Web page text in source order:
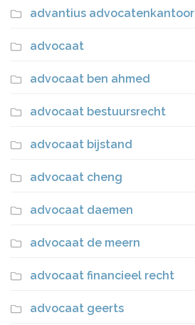
advantius advocatenkantoor
advocaat
advocaat ben ahmed
advocaat bestuursrecht
advocaat bijstand
advocaat cheng
advocaat daemen
advocaat de meern
advocaat financieel recht
advocaat geerts